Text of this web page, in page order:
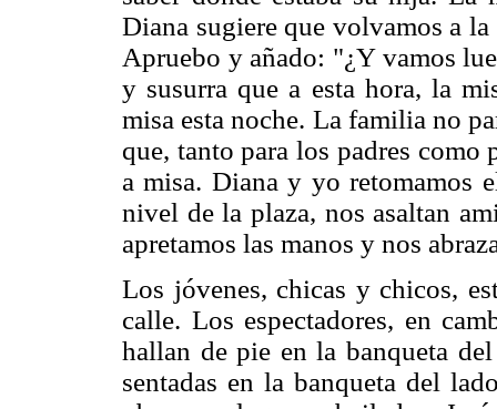
Diana sugiere que volvamos a
Apruebo y añado: "¿Y vamos
y susurra que a esta hora, la
misa esta noche. La familia no
que, tanto para los padres
a misa. Diana y yo retomamos
nivel de la plaza, nos asaltan
apretamos las manos y nos
Los jóvenes, chicas y chicos,
calle. Los espectadores, en
hallan de pie en la banqueta
sentadas en la banqueta del